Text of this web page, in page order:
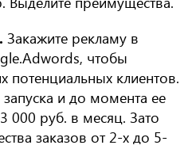
Закажите рекламу в
чтобы
потенциальных клиентов.
и до момента ее
000 руб. в месяц. Зато
заказов от 2-х до 5-